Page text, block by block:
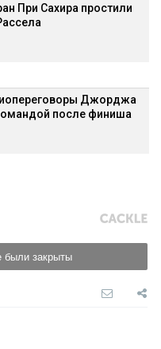
При Сахира простили
Джорджа
после финиша
были закрыты